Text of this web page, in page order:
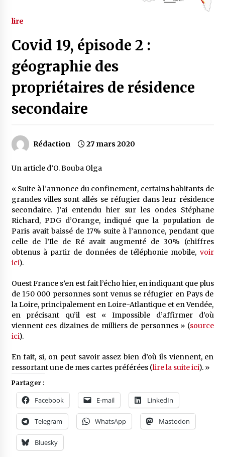
lire
Covid 19, épisode 2 :
géographie des
propriétaires de résidence
secondaire
Rédaction 27 mars 2020
Un article d’O. Bouba Olga
« Suite à l’annonce du confinement, certains habitants de
grandes villes sont allés se réfugier dans leur résidence
secondaire. J’ai entendu hier sur les ondes Stéphane
Richard, PDG d’Orange, indiqué que la population de
Paris avait baissé de 17% suite à l’annonce, pendant que
celle de l’Ile de Ré avait augmenté de 30% (chiffres
obtenus à partir de données de téléphonie mobile, voir
ici).
Ouest France s’en est fait l’écho hier, en indiquant que plus
de 150 000 personnes sont venus se réfugier en Pays de
la Loire, principalement en Loire-Atlantique et en Vendée,
en précisant qu’il est « Impossible d’affirmer d’où
viennent ces dizaines de milliers de personnes » (source
ici).
En fait, si, on peut savoir assez bien d’où ils viennent, en
ressortant une de mes cartes préférées (lire la suite ici). »
Partager :
Facebook E-mail LinkedIn
Telegram WhatsApp Mastodon
Bluesky